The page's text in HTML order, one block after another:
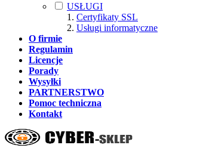
USŁUGI
Certyfikaty SSL
Usługi informatyczne
O firmie
Regulamin
Licencje
Porady
Wysyłki
PARTNERSTWO
Pomoc techniczna
Kontakt